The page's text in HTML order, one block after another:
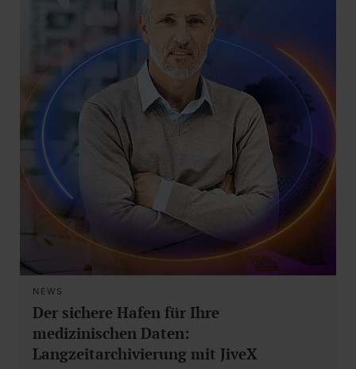
NEWS
Der sichere Hafen für Ihre
medizinischen Daten:
Langzeitarchivierung mit JiveX